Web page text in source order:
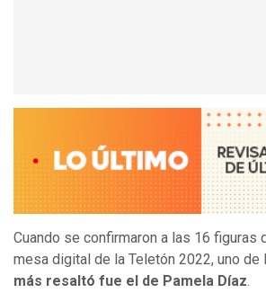
Cuando se confirmaron a las 16 figuras
mesa digital de la Teletón 2022, uno de
más resaltó fue el de Pamela Díaz.